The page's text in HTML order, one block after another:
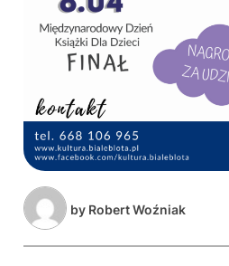
by Robert Woźniak